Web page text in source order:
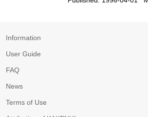
Information
User Guide
FAQ
News
Terms of Use